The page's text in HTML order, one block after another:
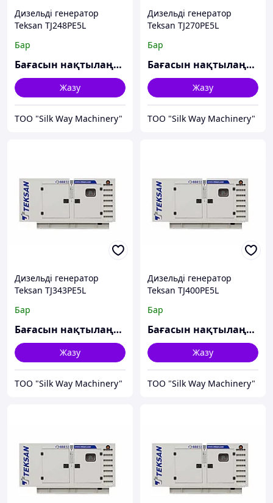
Дизельді генератор
Teksan TJ248PE5L
Бар
Бағасын нақтылаңыз
Жазу
TOO "Silk Way Machinery"
Дизельді генератор
Teksan TJ270PE5L
Бар
Бағасын нақтылаңыз
Жазу
TOO "Silk Way Machinery"
Дизельді генератор
Teksan TJ343PE5L
Бар
Бағасын нақтылаңыз
Жазу
TOO "Silk Way Machinery"
Дизельді генератор
Teksan TJ400PE5L
Бар
Бағасын нақтылаңыз
Жазу
TOO "Silk Way Machinery"